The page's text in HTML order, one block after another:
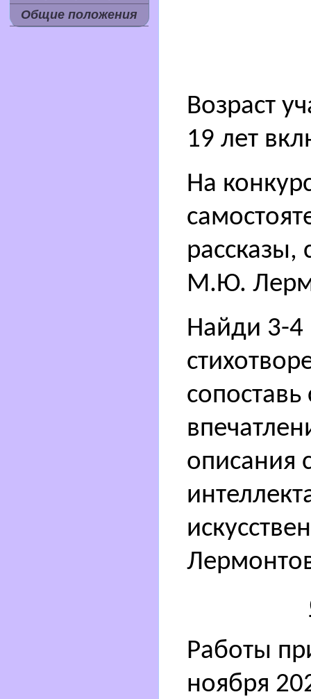
Общие положения
Возраст
19 лет
На
рассказы,
М.Ю.
Найди 3-4
описания
Работы
ноября